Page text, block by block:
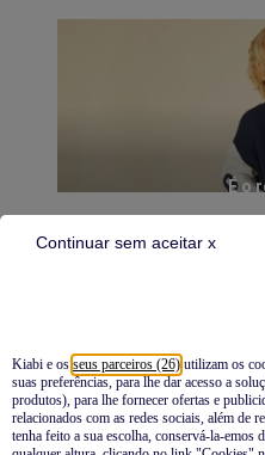
Kiabi e os seus parceiros (26) utilizam os
suas preferências, para lhe dar acesso a
produtos), para lhe fornecer ofertas e
relacionados com as redes sociais, além de
tenha feito a sua escolha, conservá-la-emos
Continuar sem aceitar x
É o
Novidades